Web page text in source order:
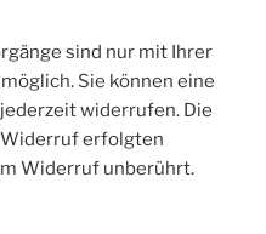
sind nur mit Ihrer
Sie können eine
widerrufen. Die
Widerruf erfolgten
Widerruf unberührt.